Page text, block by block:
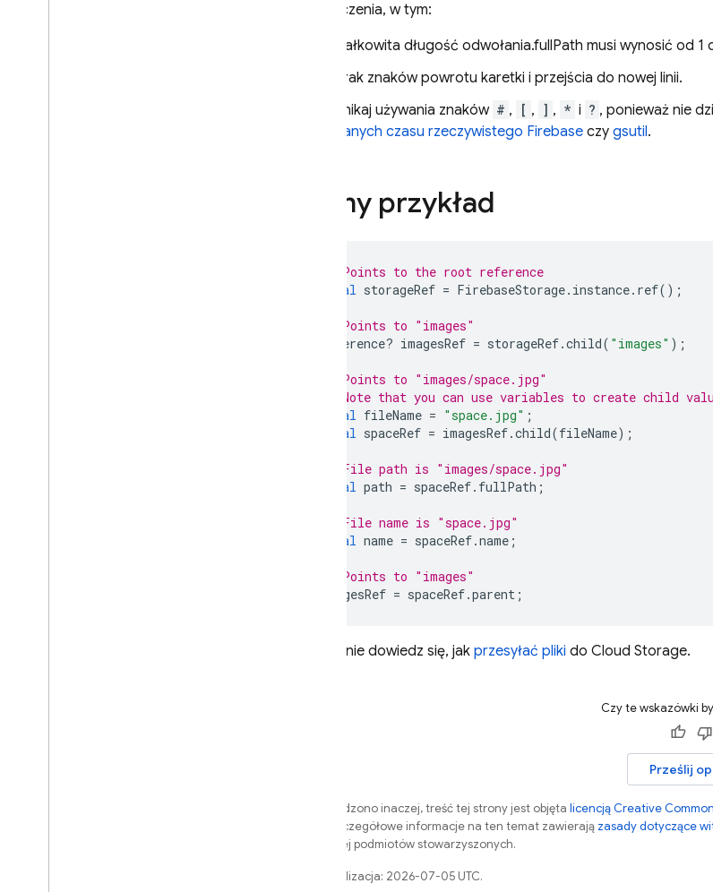
ograniczenia, w tym:
Całkowita długość odwołania.fullPath musi wynosić od
Brak znaków powrotu karetki i przejścia do nowej linii.
Unikaj używania znaków # , [ , ] , * i ? , ponieważ nie
danych czasu rzeczywistego Firebase czy gsutil.
Pełny przykład
// Points to the root reference
final storageRef = FirebaseStorage. instance. ref();
// Points to "images"
Reference? imagesRef = storageRef.child( "images" );
// Points to "images/space.jpg"
// Note that you can use variables to create child
final fileName = "space.jpg" ;
final spaceRef = imagesRef.child(fileName);
// File path is "images/space.jpg"
final path = spaceRef. fullPath ;
// File name is "space.jpg"
final name = spaceRef.name ;
// Points to "images"
imagesRef = spaceRef.parent ;
Następnie dowiedz się, jak przesyłać pliki do Cloud Storage.
Czy te wskazówki
Prześlij
O ile nie stwierdzono inaczej, treść tej strony jest objęta licencją Creative
. Szczegółowe informacje na ten temat zawierają zasady dotyczące
firmy Oracle i jej podmiotów stowarzyszonych.
Ostatnia aktualizacja: 2026-07-05 UTC.